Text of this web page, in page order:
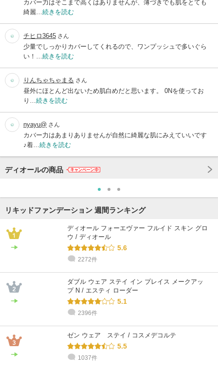
カバー力はそこまで高くはありませんが、薄づきでも肌をとても
綺麗… 続きを読む
チヒロ3645 さん
少量でしっかりカバーしてくれるので、ワンプッシュで多いぐら
い！… 続きを読む
りんちゃちゃまる さん
昼外にほとんど出ないため肌白めだと思います。 0Nを使ってお
り… 続きを読む
nyayu@ さん
カバー力はあまりありませんが自然に綺麗な肌にみえていいです
♪着… 続きを読む
ディオールの商品
リキッドファンデーション 週間ランキング
ディオール フォーエヴァー フルイド スキン グロ
ウ / ディオール
5.6
2272件
ダブル ウェア ステイ イン プレイス メークアッ
プ N / エスティ ローダー
5.1
2396件
ゼン ウェア ステイ / コスメデコルテ
5.5
1037件